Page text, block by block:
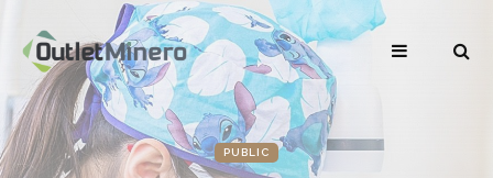
PUBLIC